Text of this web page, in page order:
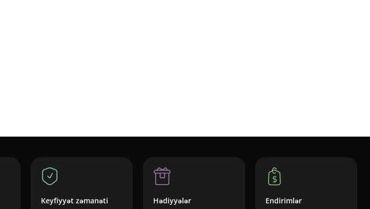
Keyfiyyət zəmanəti Hədiyyələr Endirimlər